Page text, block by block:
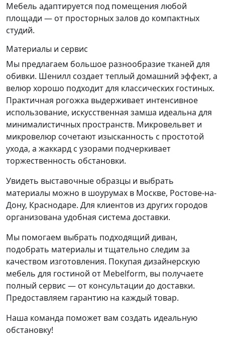
Мебель адаптируется под помещения любой
площади — от просторных залов до компактных
студий.
Материалы и сервис
Мы предлагаем большое разнообразие тканей для
обивки. Шенилл создает теплый домашний эффект, а
велюр хорошо подходит для классических гостиных.
Практичная рогожка выдерживает интенсивное
использование, искусственная замша идеальна для
минималистичных пространств. Микровельвет и
микровелюр сочетают изысканность с простотой
ухода, а жаккард с узорами подчеркивает
торжественность обстановки.
Увидеть выставочные образцы и выбрать
материалы можно в шоурумах в Москве, Ростове-на-
Дону, Краснодаре. Для клиентов из других городов
организована удобная система доставки.
Мы помогаем выбрать подходящий диван,
подобрать материалы и тщательно следим за
качеством изготовления. Покупая дизайнерскую
мебель для гостиной от Mebelform, вы получаете
полный сервис — от консультации до доставки.
Предоставляем гарантию на каждый товар.
Наша команда поможет вам создать идеальную
обстановку!